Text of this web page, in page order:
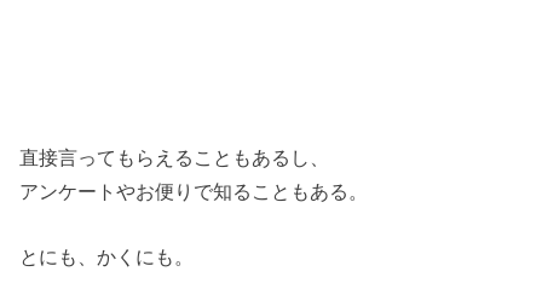
直接言ってもらえることもあるし、
アンケートやお便りで知ることもある。
とにも、かくにも。